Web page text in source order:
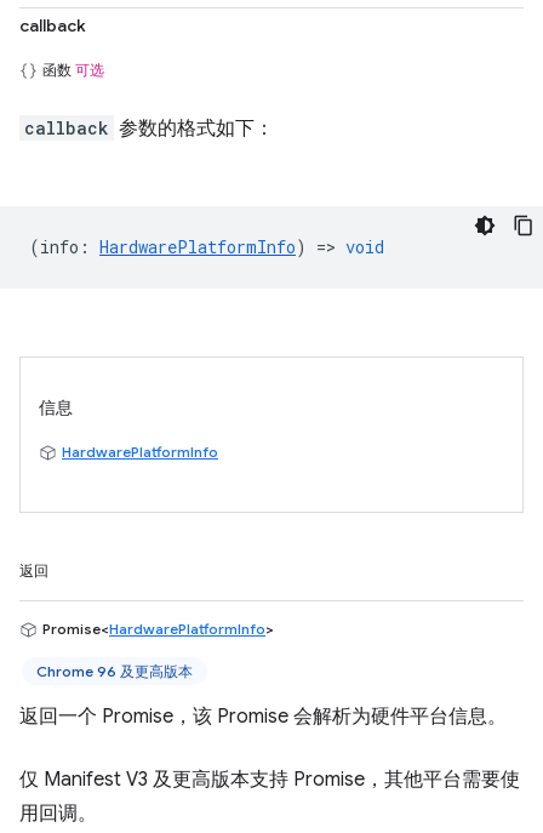
callback
函数 可选
callback 参数的格式如下：
(info : HardwarePlatformInfo) => void
信息
HardwarePlatformInfo
返回
Promise<HardwarePlatformInfo>
Chrome 96 及更高版本
返回一个 Promise，该 Promise 会解析为硬件平台信息。
仅 Manifest V3 及更高版本支持 Promise，其他平台需要使
用回调。